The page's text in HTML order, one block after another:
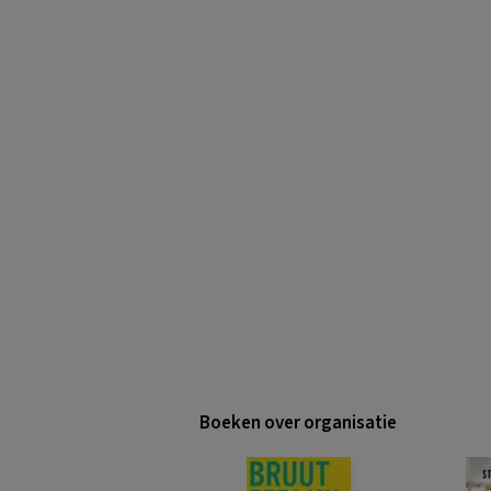
Boeken over organisatie